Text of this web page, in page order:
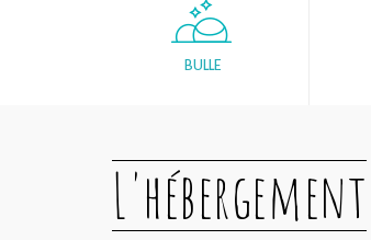
BULLE
L'hébergement